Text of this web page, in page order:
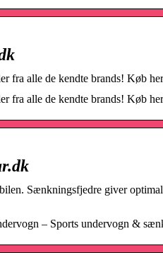
fra alle de kendte brands! Køb
fra alle de kendte brands! Køb her
Sænkningsfjedre giver
– Sports undervogn &